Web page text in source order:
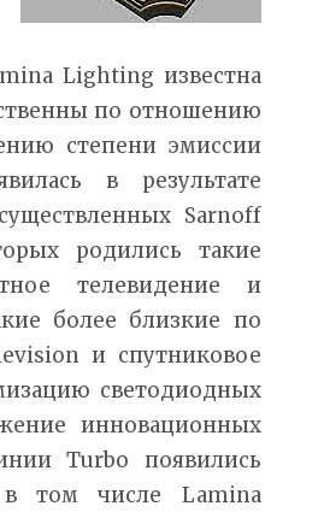
Lighting известна
по отношению
степени эмиссии
в результате
Sarnoff
родились такие
телевидение и
более близкие по
и спутниковое
светодиодных
инновационных
Turbo появились
в том числе Lamina